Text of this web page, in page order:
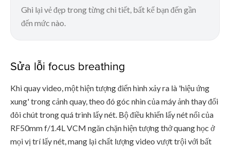
Ghi lại vẻ đẹp trong từng chi tiết, bất kể bạn đến gần
đến mức nào.
Sửa lỗi focus breathing
Khi quay video, một hiện tượng điển hình xảy ra là 'hiệu ứng
xung' trong cảnh quay, theo đó góc nhìn của máy ảnh thay đổi
đôi chút trong quá trình lấy nét. Bộ điều khiển lấy nét nổi của
RF50mm f/1.4L VCM ngăn chặn hiện tượng thở quang học ở
mọi vị trí lấy nét, mang lại chất lượng video vượt trội với bất